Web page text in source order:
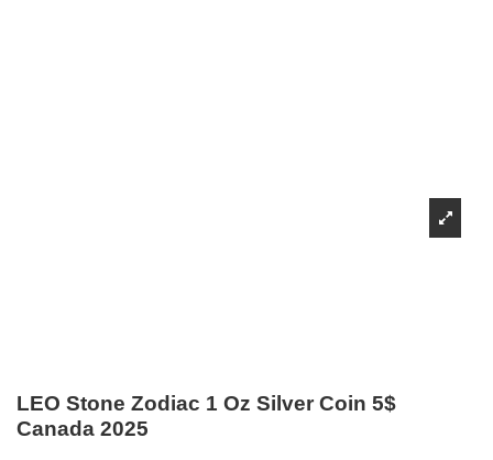
LEO Stone Zodiac 1 Oz Silver Coin 5$
Canada 2025